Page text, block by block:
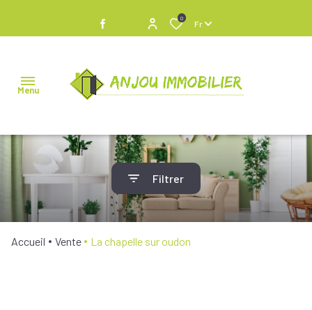
0
Fr
Menu
NOS
BIENS À
VENDRE
Filtrer
Accueil Vente La chapelle sur oudon